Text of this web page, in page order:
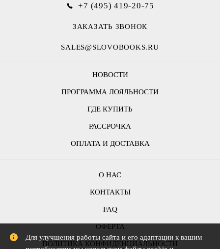
НОВОСТИ
ПРОГРАММА ЛОЯЛЬНОСТИ
ГДЕ КУПИТЬ
РАССРОЧКА
ОПЛАТА И ДОСТАВКА
О НАС
КОНТАКТЫ
FAQ
ОФЕРТА
ПОЛИТИКА КОНФИДЕНЦИАЛЬНОСТИ
+7 (495) 419-20-75
ЗАКАЗАТЬ ЗВОНОК
SALES@SLOVOBOOKS.RU
Для улучшения работы сайта и его адаптации к вашим